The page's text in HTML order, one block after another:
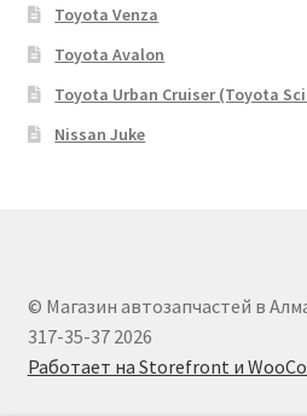
Toyota Venza
Toyota Avalon
Toyota Urban Cruiser (Toyota
Nissan Juke
© Магазин автозапчастей в
317-35-37 2026
Работает на Storefront и